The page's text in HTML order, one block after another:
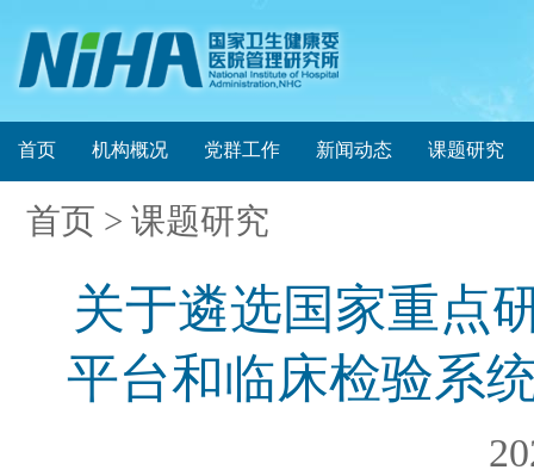
首页 机构概况 党群工作 新闻动态 课题研究
首页 > 课题研究
关于遴选国家重点
平台和临床检验系